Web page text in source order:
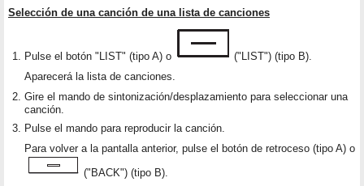
Selección de una canción de una lista de canciones
Pulse el botón "LIST" (tipo A) o
("LIST") (tipo B).
Aparecerá la lista de canciones.
Gire el mando de sintonización/desplazamiento para seleccionar una
canción.
Pulse el mando para reproducir la canción.
Para volver a la pantalla anterior, pulse el botón de retroceso (tipo A) o
("BACK") (tipo B).